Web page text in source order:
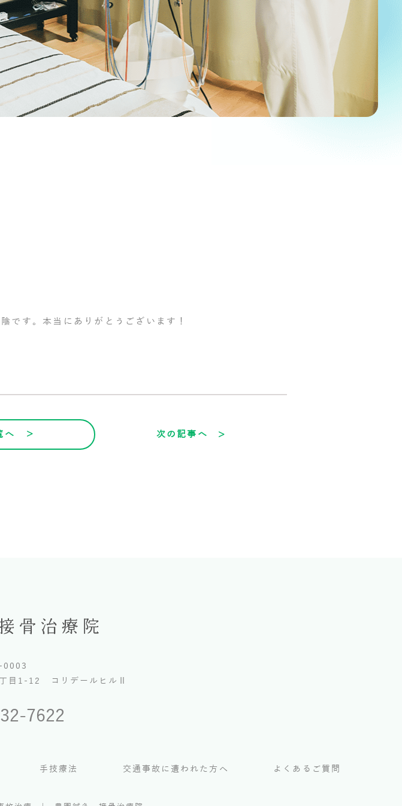
です。本当にありがとうございます！
へ ＞ 次の記事へ >
0003
丁目1-12
コリデールヒルⅡ
7622
手技療法 交通事故に遭われた方へ よくあるご質問